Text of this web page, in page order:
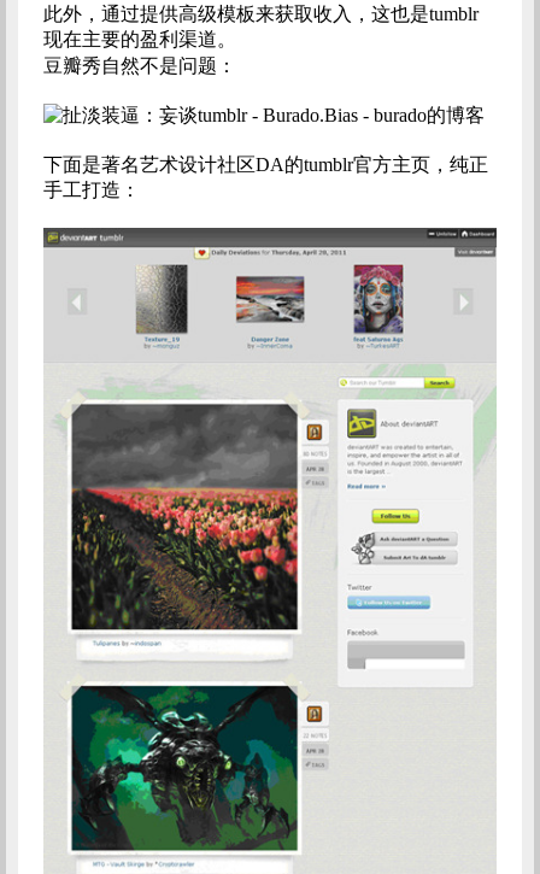
此外，通过提供高级模板来获取收入，这也是tumblr
现在主要的盈利渠道。
豆瓣秀自然不是问题：
下面是著名艺术设计社区DA的tumblr官方主页，纯正
手工打造：